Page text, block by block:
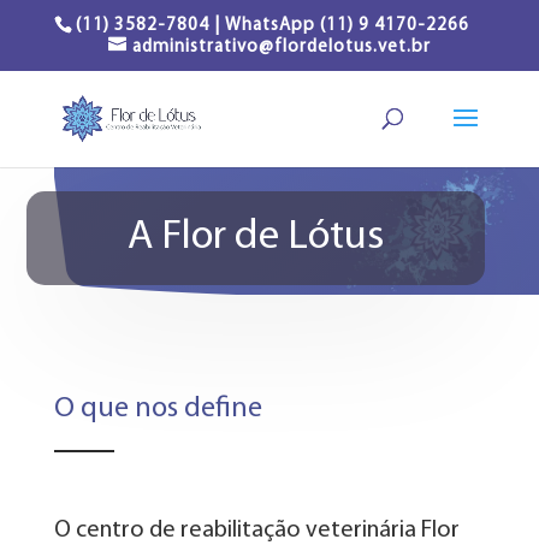
(11) 3582-7804 | WhatsApp (11) 9 4170-2266
administrativo@flordelotus.vet.br
A Flor de Lótus
O que nos define
O centro de reabilitação veterinária Flor